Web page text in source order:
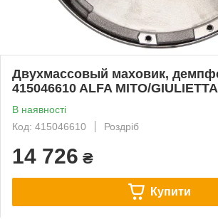
Двухмассовый маховик,
415046610 ALFA MITO/
В наявності
Код: 415046610
Роздріб
14 726 ₴
Купити